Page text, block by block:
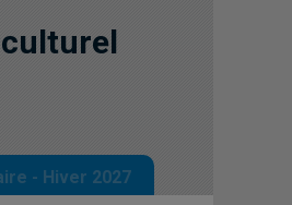
- Hiver 2027